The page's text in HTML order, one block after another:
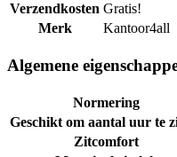
Verzendkosten Gratis!
Merk
Kantoor4all
Algemene
Normering
Geschikt om aantal uur te
Zitcomfort